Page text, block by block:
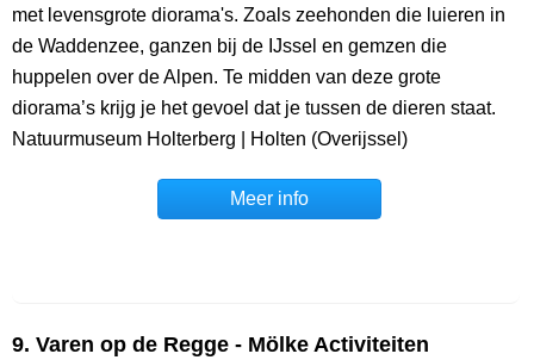
met levensgrote diorama's. Zoals zeehonden die luieren in
de Waddenzee, ganzen bij de IJssel en gemzen die
huppelen over de Alpen. Te midden van deze grote
diorama’s krijg je het gevoel dat je tussen de dieren staat.
Natuurmuseum Holterberg | Holten (Overijssel)
Meer info
9. Varen op de Regge - Mölke Activiteiten